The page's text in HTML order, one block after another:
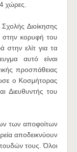
χώρες.
Διοίκησης
στην κορυφή του
στην ελίτ για τα
αυτό είναι
προσπάθειας
ο Κοσμήτορας
Διευθυντής του
των αποφοίτων
αποδεικνύουν
τους. Όλοι